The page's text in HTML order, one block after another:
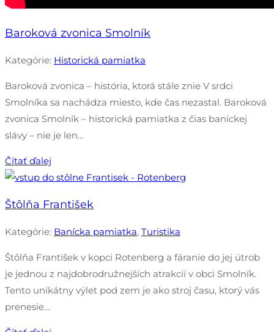
Baroková zvonica Smolník
Kategórie: Historická pamiatka
Baroková zvonica – história, ktorá stále znie V srdci
Smolníka sa nachádza miesto, kde čas nezastal. Baroková
zvonica Smolník – historická pamiatka z čias baníckej
slávy – nie je len…
Čítať ďalej
Štôlňa František
Kategórie: Banícka pamiatka, Turistika
Štôlňa František v kopci Rotenberg a fáranie do jej útrob
je jednou z najdobrodružnejších atrakcií v obci Smolník.
Tento unikátny výlet pod zem je ako stroj času, ktorý vás
prenesie…